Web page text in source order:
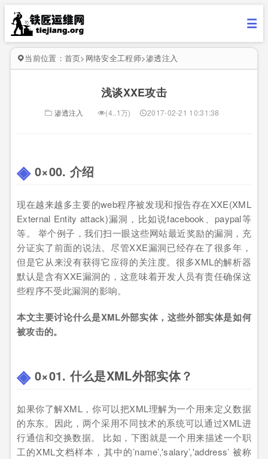
当前位置： 首页> 网络安全工程师>渗透注入
浅谈XXE攻击
渗透注入 (4..1万) 2017-02-21 10:31:38
0×00. 介绍
现在越来越多主要的web程序被发现和报告存在XXE(XML
External Entity attack)漏洞，比如说facebook、paypal等
等。 举个例子，我们扫一眼这些网站最近奖励的漏洞，充
分证实了前面的说法。尽管XXE漏洞已经存在了很多年，
但是它从来没有获得它应得的关注度。很多XML的解析器
默认是含有XXE漏洞的，这意味着开发人员有责任确保这
些程序不受此漏洞的影响。
本文主要讨论什么是XML外部实体，这些外部实体是如何
被攻击的。
0×01. 什么是XML外部实体？
如果你了解XML，你可以把XML理解为一个用来定义数据
的东东。因此，两个采用不同技术的系统可以通过XML进
行通信和交换数据。 比如，下图就是一个用来描述一个职
工的XML文档样本，其中的’name’,'salary’,'address’ 被称